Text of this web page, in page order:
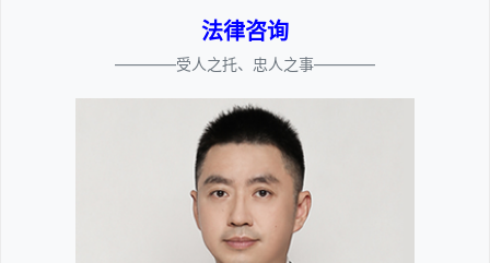
法律咨询
————受人之托、忠人之事————